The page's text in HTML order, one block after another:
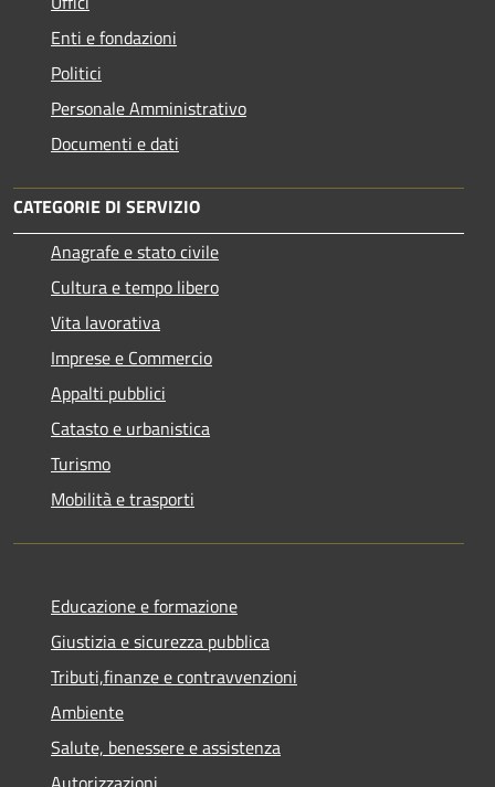
Enti e fondazioni
Politici
Personale Amministrativo
Documenti e dati
CATEGORIE DI SERVIZIO
Anagrafe e stato civile
Cultura e tempo libero
Vita lavorativa
Imprese e Commercio
Appalti pubblici
Catasto e urbanistica
Turismo
Mobilità e trasporti
Educazione e formazione
Giustizia e sicurezza pubblica
Tributi,finanze e contravvenzioni
Ambiente
Salute, benessere e assistenza